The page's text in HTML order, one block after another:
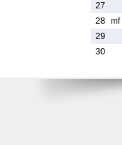
27
28 mf
29
30